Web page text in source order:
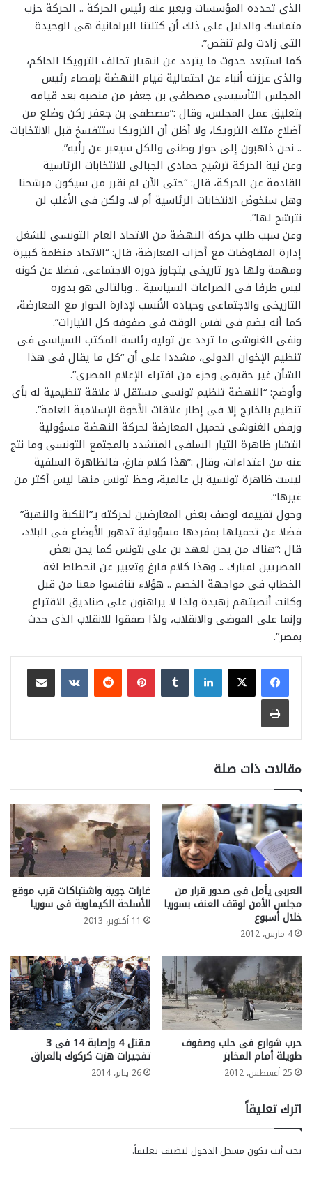
الذى تحدده المؤسسات ويعبر عنه رئيس الحركة .. الحركة حزب
متماسك والدليل على ذلك أن كتلتنا البرلمانية هى الوحيدة
التى زادت ولم تنقص”.
كما استبعد حدوث ما يتردد عن انهيار تحالف الترويكا الحاكم،
والذى عززته أنباء عن احتمالية قيام النهضة بإقصاء رئيس
المجلس التأسيسى مصطفى بن جعفر من منصبه بعد قيامه
بتعليق عمل المجلس، وقال :”مصطفى بن جعفر ركن وضلع من
أضلاع مثلث الترويكا، ولا أظن أن الترويكا ستتفسخ قبل الانتخابات
.. نحن ذاهبون إلى حوار وطنى والكل سيعبر عن رأيه”.
وعن نية الحركة ترشيح حمادى الجبالى للانتخابات الرئاسية
القادمة عن الحركة، قال: “حتى الآن لم نقرر من سيكون مرشحنا
وهل سنخوض الانتخابات الرئاسية أم لا.. ولكن فى الأغلب لن
نترشح لها”.
وعن سبب طلب حركة النهضة من الاتحاد العام التونسى للشغل
إدارة المفاوضات مع أحزاب المعارضة، قال: “الاتحاد منظمة كبيرة
ومهمة ولها دور تاريخى يتجاوز دوره الاجتماعى، فضلا عن كونه
ليس طرفا فى الصراعات السياسية .. وبالتالى هو بدوره
التاريخى والاجتماعى وحياده الأنسب لإدارة الحوار مع المعارضة،
كما أنه يضم فى نفس الوقت فى صفوفه كل التيارات”.
ونفى الغنوشى ما تردد عن توليه رئاسة المكتب السياسى فى
تنظيم الإخوان الدولى، مشددا على أن “كل ما يقال فى هذا
الشأن غير حقيقى وجزء من افتراء الإعلام المصرى”.
وأوضح: “النهضة تنظيم تونسى مستقل لا علاقة تنظيمية له بأى
تنظيم بالخارج إلا فى إطار علاقات الأخوة الإسلامية العامة”.
ورفض الغنوشى تحميل المعارضة لحركة النهضة مسؤولية
انتشار ظاهرة التيار السلفى المتشدد بالمجتمع التونسى وما نتج
عنه من اعتداءات، وقال :”هذا كلام فارغ، فالظاهرة السلفية
ليست ظاهرة تونسية بل عالمية، وحظ تونس منها ليس أكثر من
غيرها”.
وحول تقييمه لوصف بعض المعارضين لحركته بـ”النكبة والنهبة”
فضلا عن تحميلها بمفردها مسؤولية تدهور الأوضاع فى البلاد،
قال :”هناك من يحن لعهد بن على بتونس كما يحن بعض
المصريين لمبارك .. وهذا كلام فارغ وتعبير عن انحطاط لغة
الخطاب فى مواجهة الخصم .. هؤلاء تنافسوا معنا من قبل
وكانت أنصبتهم زهيدة ولذا لا يراهنون على صناديق الاقتراع
وإنما على الفوضى والانقلاب، ولذا صفقوا للانقلاب الذى حدث
بمصر”.
لينكدإن بينتيريست
مشاركة عبر البريد
طباعة
مقالات ذات صلة
العربى يأمل فى صدور قرار من
مجلس الأمن لوقف العنف بسوريا
خلال أسبوع
4 مارس، 2012
غارات جوية واشتباكات قرب موقع
للأسلحة الكيماوية فى سوريا
11 أكتوبر، 2013
حرب شوارع فى حلب وصفوف
طويلة أمام المخابز
25 أغسطس، 2012
مقتل 4 وإصابة 14 فى 3
تفجيرات هزت كركوك بالعراق
26 يناير، 2014
اترك تعليقاً
يجب أنت تكون مسجل الدخول لتضيف تعليقاً.